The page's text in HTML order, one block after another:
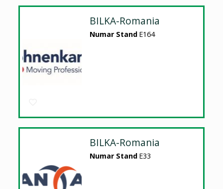
BILKA-Romania
Numar Stand E164
BILKA-Romania
Numar Stand E33